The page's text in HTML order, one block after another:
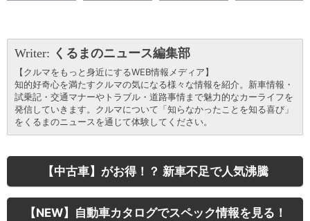
Writer: くるまのニュース編集部
【クルマをもっと身近にするWEB情報メディア】
知的好奇心を満たすクルマの気になる様々な情報を紹介。新車情報・
試乗記・交通マナーやトラブル・道路事情まで魅力的なカーライフを
発信していきます。クルマについて「知らなかったことを知る喜び」
をくるまのニュースを通じて体験してください。
【中古車】がお得！？ 新車不足で人気沸騰
【NEW】自動車カタログでスペック情報を見る！